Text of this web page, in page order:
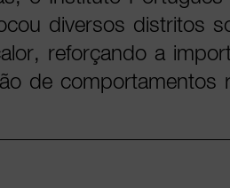
diversos distritos
reforçando a
de comportamentos